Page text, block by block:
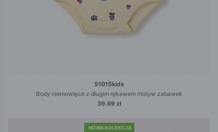
51015kids
Body niemowlęce z długim rękawem motyw zabawek
39.99 zł
NOWA KOLEKCJA